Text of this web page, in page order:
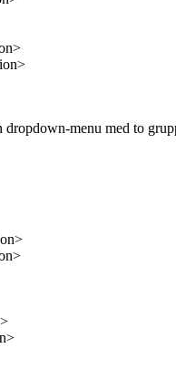
dropdown-menu med to